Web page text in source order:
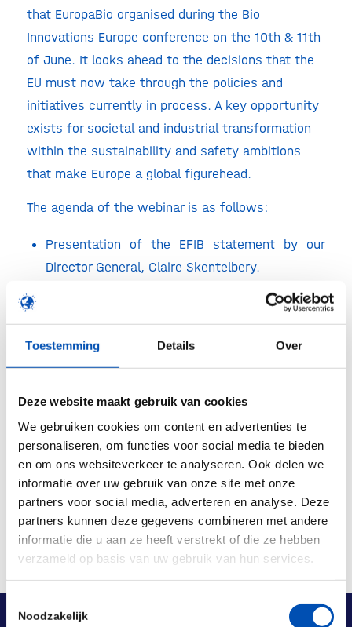
Toestemming Details Over
Deze website maakt gebruik van cookies
We gebruiken cookies om content en advertenties te
personaliseren, om functies voor social media te bieden
en om ons websiteverkeer te analyseren. Ook delen we
informatie over uw gebruik van onze site met onze
partners voor social media, adverteren en analyse. Deze
partners kunnen deze gegevens combineren met andere
informatie die u aan ze heeft verstrekt of die ze hebben
verzameld op basis van uw gebruik van hun services.
Noodzakelijk
that EuropaBio organised during the Bio
Innovations Europe conference on the 10th & 11th
of June. It looks ahead to the decisions that the
EU must now take through the policies and
initiatives currently in process. A key opportunity
exists for societal and industrial transformation
within the sustainability and safety ambitions
that make Europe a global figurehead.
The agenda of the webinar is as follows:
Presentation of the EFIB statement by our
Director General, Claire Skentelbery.
Discussion with Lauren Kjeldsen, Management
This will be followed by a short Q&A session.
Deel dit stuk